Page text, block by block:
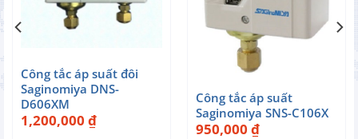
Công tắc áp suất đôi
Saginomiya DNS-
D606XM
1,200,000 ₫
Công tắc áp suất
Saginomiya SNS-C106X
950,000 ₫